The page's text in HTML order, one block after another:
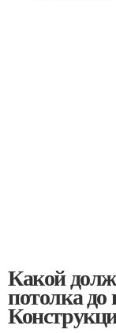
Какой
потолка до